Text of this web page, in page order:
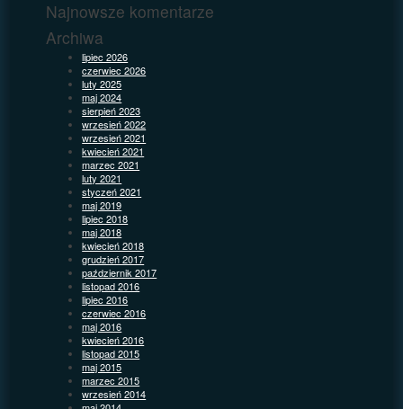
Najnowsze komentarze
Archiwa
lipiec 2026
czerwiec 2026
luty 2025
maj 2024
sierpień 2023
wrzesień 2022
wrzesień 2021
kwiecień 2021
marzec 2021
luty 2021
styczeń 2021
maj 2019
lipiec 2018
maj 2018
kwiecień 2018
grudzień 2017
październik 2017
listopad 2016
lipiec 2016
czerwiec 2016
maj 2016
kwiecień 2016
listopad 2015
maj 2015
marzec 2015
wrzesień 2014